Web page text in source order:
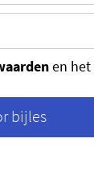
en het
bijles